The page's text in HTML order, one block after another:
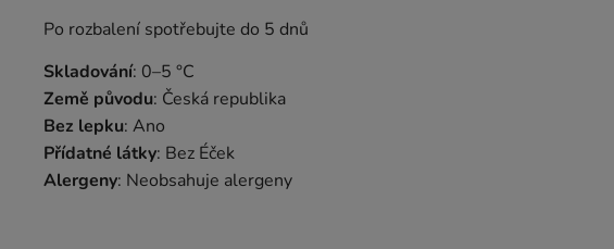
Po rozbalení spotřebujte do 5 dnů
Skladování: 0–5 °C
Země původu: Česká republika
Bez lepku: Ano
Přídatné látky: Bez Éček
Alergeny: Neobsahuje alergeny